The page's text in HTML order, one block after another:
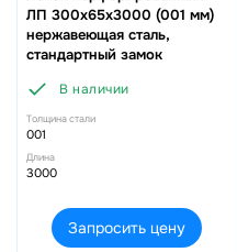
ЛП 300х65х3000 (001 мм)
нержавеющая сталь,
стандартный замок
В наличии
Толщина стали
001
Длина
3000
Запросить цену